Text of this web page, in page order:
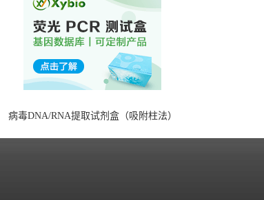
病毒DNA/RNA提取试剂盒（吸附柱法）